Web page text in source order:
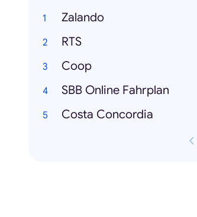
Zalando
RTS
Coop
SBB Online Fahrplan
Costa Concordia